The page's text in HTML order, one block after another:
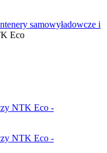
samowyładowcze i
Eco